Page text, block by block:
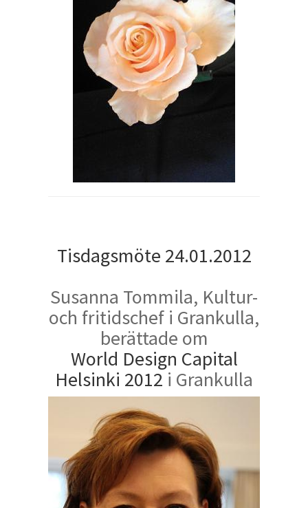
Tisdagsmöte 24.01.2012
Susanna Tommila, Kultur-
och fritidschef i Grankulla,
berättade om
World Design Capital
Helsinki 2012 i Grankulla